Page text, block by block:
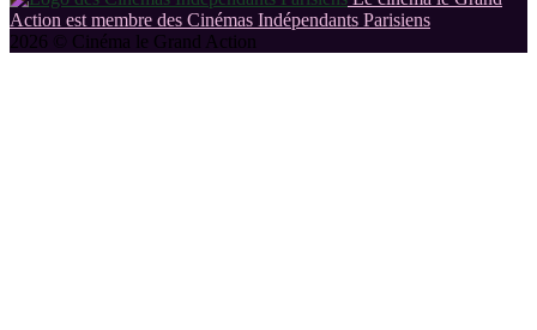
Action est membre des Cinémas Indépendants Parisiens
2026 © Cinéma le Grand Action